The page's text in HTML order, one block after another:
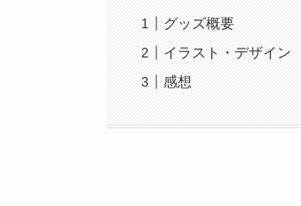
グッズ概要
イラスト・デザイン
感想